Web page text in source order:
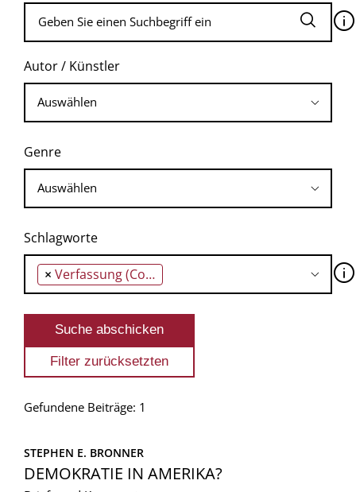
🛈
Autor / Künstler
Genre
Schlagworte
× Verfassung (Constitution) 🛈
Gefundene Beiträge: 1
STEPHEN E. BRONNER
DEMOKRATIE IN AMERIKA?